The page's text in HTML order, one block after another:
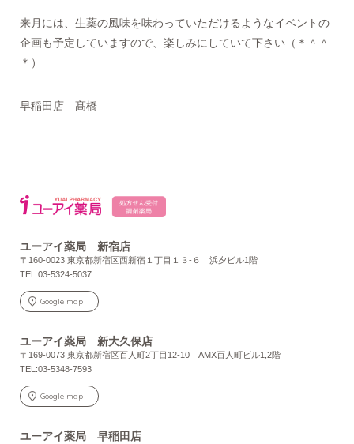
来月には、生薬の風味を味わっていただけるようなイベントの
企画も予定していますので、楽しみにしていて下さい（＊＾＾
＊）
早稲田店 髙橋
ユーアイ薬局 新宿店
〒160-0023 東京都新宿区西新宿１丁目１３-６ 浜夕ビル1階
TEL:03-5324-5037
Google map
ユーアイ薬局 新大久保店
〒169-0073 東京都新宿区百人町2丁目12-10 AMX百人町ビル1,2階
TEL:03-5348-7593
Google map
ユーアイ薬局 早稲田店